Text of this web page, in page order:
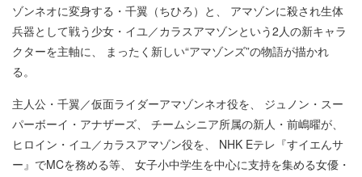
ゾンネオに変身する・千翼（ちひろ）と、 アマゾンに殺され生体
兵器として戦う少女・イユ／カラスアマゾンという2人の新キャラ
クターを主軸に、 まったく新しい“アマゾンズ”の物語が描かれ
る。
主人公・千翼／仮面ライダーアマゾンネオ役を、 ジュノン・スー
パーボーイ・アナザーズ、 チームシニア所属の新人・前嶋曜が、
ヒロイン・イユ／カラスアマゾン役を、 NHK Eテレ『すイエんサ
ー』でMCを務める等、 女子小中学生を中心に支持を集める女優・